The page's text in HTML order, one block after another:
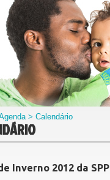
> Calendário
Inverno 2012 da SPP